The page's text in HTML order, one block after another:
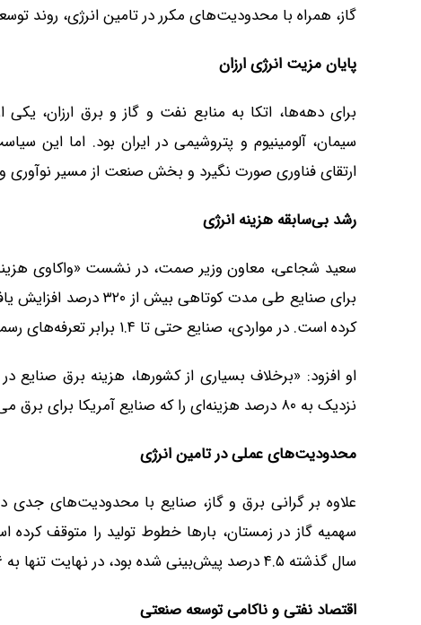
گاز، همراه با محدودیت‌های مکرر در تامین انرژی، روند
پایان مزیت انرژی ارزان
برای دهه‌ها، اتکا به منابع نفت و گاز و برق ارزان،
سیمان، آلومینیوم و پتروشیمی در ایران بود. اما
ارتقای فناوری صورت نگیرد و بخش صنعت از مسیر نوآوری و
رشد بی‌سابقه هزینه انرژی
سعید شجاعی، معاون وزیر صمت، در نشست «واکاوی
کرده است. در مواردی، صنایع حتی تا ۱.۴ برابر تعرفه‌های رسمی هزینه پرداخت کرده‌اند.»
او افزود: «برخلاف بسیاری از کشورها، هزینه برق
نزدیک به ۸۰ درصد هزینه‌ای را که صنایع آمریکا برای برق می‌پردازند، متحمل می‌شوند.»
محدودیت‌های عملی در تامین انرژی
علاوه بر گرانی برق و گاز، صنایع با محدودیت‌های
سهمیه گاز در زمستان، بارها خطوط تولید را متوقف
سال گذشته ۴.۵ درصد پیش‌بینی شده بود، در نهایت تنها به ۱.۶ درصد رسید.
اقتصاد نفتی و ناکامی توسعه صنعتی